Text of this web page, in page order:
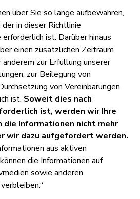
über Sie so lange aufbewahren,
in dieser Richtlinie
ist. Darüber hinaus
einen zusätzlichen Zeitraum
zur Erfüllung unserer
zur Beilegung von
von Vereinbarungen
ist. Soweit dies nach
ist, werden wir Ihre
die Informationen nicht mehr
wir dazu aufgefordert werden.
aus aktiven
die Informationen auf
sowie anderen